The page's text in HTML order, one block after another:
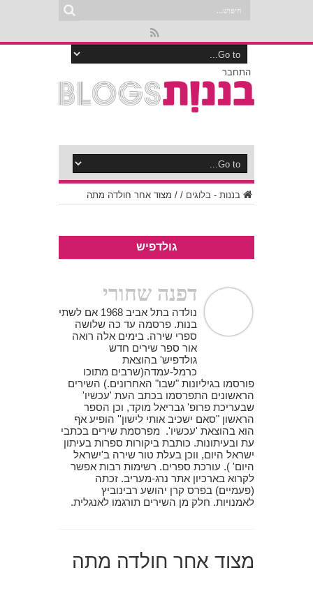
התחבר
בננות - בלוגים /
/ מצוד אחר חולדה מתה
גולדפיש
דפנה שחורי
נולדה בתל אביב 1968 אם לשתי
בנות. פרסמה עד כה שלושה
ספרי שירה. בימים אלה רואה
אור ספר שירים חדש
גולדפיש' בהוצאת
כרמל-עמדה(שרבים מתוכו
פורסמו בגיליונות "שבו" האחרונים.) השירים
הראשונים התפרסמו בכתב העת 'עכשיו'
שבעריכת פרופ' גבריאל מוקד, וכן הספר
הראשון "סאם ישכיב אותי לישון'' הופיע אף
הוא בהוצאת 'עכשיו'. מפרסמת שירים בכתבי
עת ובעיתונות. כותבת ביקורות ספרות בעיתון
ישראל היום, ווכן בעלת טור שירה ב'ישראל
היום' ). עורכת ספרים. רשימות רבות אפשר
לקרוא בארכיון אתר נרג-מעריב. זכתה
(פעמיים) בפרס קרן יהושע רבינוביץ
לאמנויות. חלק מן השירים תורגמו לאנגלית.
מצוד אחר חולדה מתה